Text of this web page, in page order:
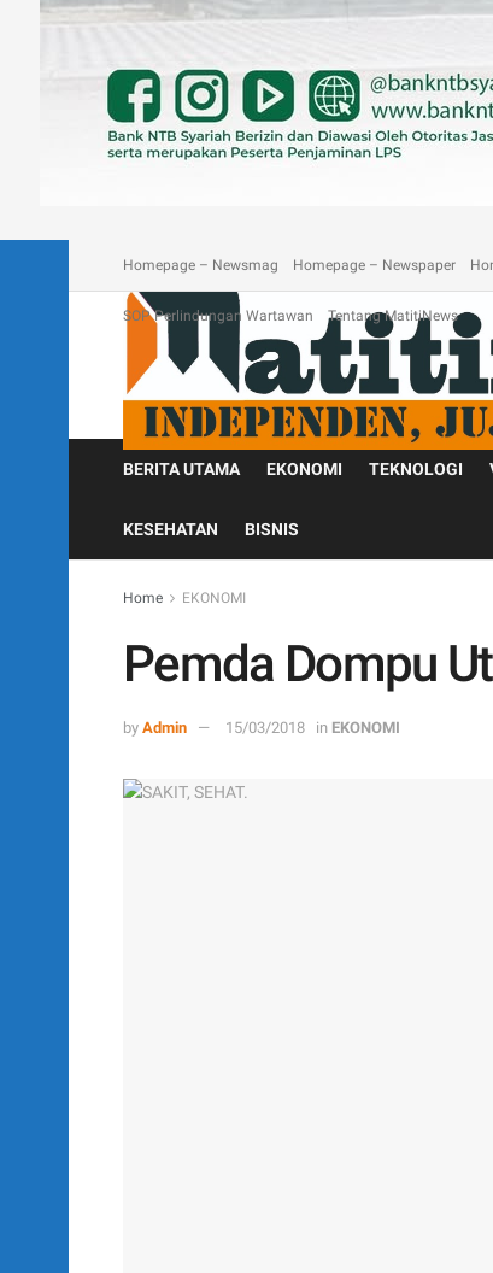
Homepage – Newsmag Homepage – Newspaper
SOP Perlindungan Wartawan Tentang MatitiNews
BERITA UTAMA EKONOMI TEKNOLOGI
KESEHATAN BISNIS
Home EKONOMI
Pemda Dompu
by Admin 15/03/2018 in EKONOMI